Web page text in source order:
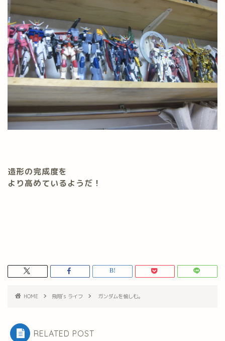
造形の完成度を
より高めているようだ！
HOME 飛翔's ライフ ガンダムを愉しむ。
RELATED POST